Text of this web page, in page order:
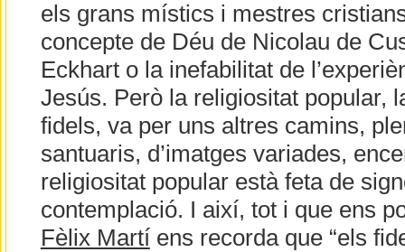
els grans místics i mestres
concepte de Déu de Nicolau de
Eckhart o la inefabilitat de
Jesús. Però la religiositat popular,
fidels, va per uns altres camins,
santuaris, d’imatges variades,
religiositat popular està feta de
contemplació. I així, tot i que ens
Fèlix Martí ens recorda que “els